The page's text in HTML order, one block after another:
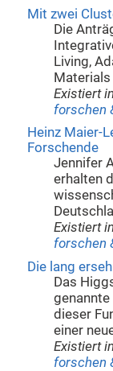
Mit zwei
Die
Living,
Existiert in
forschen
Heinz Maier-
Forschende
Jennifer
erhalten
Existiert in
forschen
Die lang
Das
dieser
einer
Existiert in
forschen